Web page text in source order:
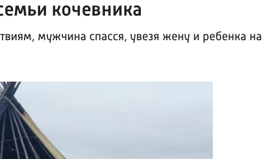
кочевника
мужчина спасся, увезя жену и ребенка на